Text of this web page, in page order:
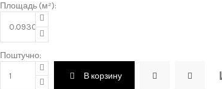
Площадь (м²):
Поштучно:
В корзину